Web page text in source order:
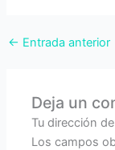
← Entrada anterior
Deja un
Tu dirección
Los campos